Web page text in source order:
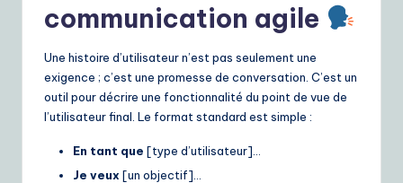
S
o
communication agile
Une histoire d’utilisateur n’est pas seulement une
exigence ; c’est une promesse de conversation. C’est un
outil pour décrire une fonctionnalité du point de vue de
l’utilisateur final. Le format standard est simple :
En tant que [type d’utilisateur]…
Je veux [un objectif]…